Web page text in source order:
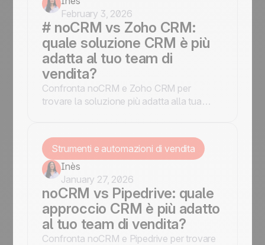
February 3, 2026
# noCRM vs Zoho CRM:
quale soluzione CRM è più
adatta al tuo team di
vendita?
Confronta noCRM e Zoho CRM per
trovare la soluzione più adatta alla tua
consapevole.
Strumenti e automazioni di vendita
Inès
January 27, 2026
noCRM vs Pipedrive: quale
approccio CRM è più adatto
al tuo team di vendita?
Confronta noCRM e Pipedrive per trovare